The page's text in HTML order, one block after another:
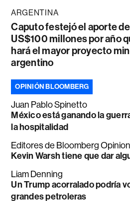
ARGENTINA
Caputo festejó el aporte de
US$100 millones por año
hará el mayor proyecto
argentino
OPINIÓN BLOOMBERG
Juan Pablo Spinetto
México está ganando la
la hospitalidad
Editores de Bloomberg Opinion
Kevin Warsh tiene que dar
Liam Denning
Un Trump acorralado podría
grandes petroleras